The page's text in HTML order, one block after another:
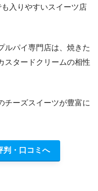
入りやすいスイーツ店
ルパイ専門店は、焼きた
スタードクリームの相性
チーズスイーツが豊富に
判・口コミへ